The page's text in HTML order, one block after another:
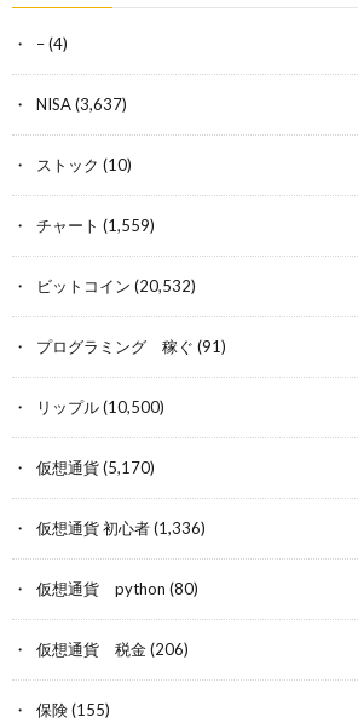
–(4)
NISA(3,637)
ストック (10)
チャート (1,559)
ビットコイン (20,532)
プログラミング 稼ぐ (91)
リップル(10,500)
仮想通貨(5,170)
仮想通貨 初心者(1,336)
仮想通貨 python (80)
仮想通貨 税金(206)
保険(155)